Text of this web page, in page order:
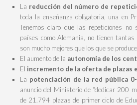
La reducción del número de
toda la enseñanza obligatoria, una en
Tenemos claro que las repeticiones no
países como Alemania, no tienen
son mucho mejores que los que se
El aumento de la autonomía de los
El incremento de la oferta de plazas
La potenciación de la red pública
anuncio del Ministerio de “dedicar 200
de 21.794 plazas de primer ciclo de